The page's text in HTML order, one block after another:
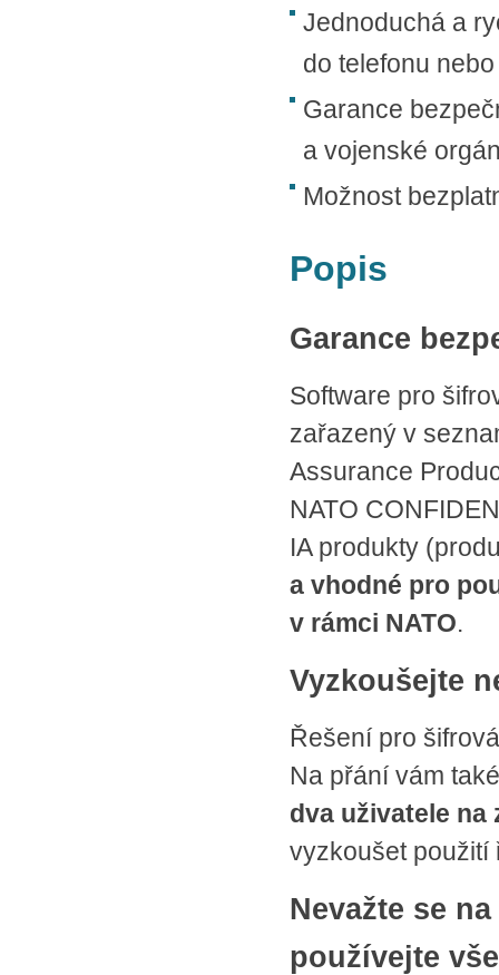
Jednoduchá a
do telefonu
Garance
a vojenské
Možnost
Popis
Garance
Software pro
zařazený v
Assurance
NATO
IA produkty
a vhodné pro
v rámci NATO.
Vyzkoušejte
Řešení pro
Na přání vám
dva uživatele na
vyzkoušet použití
Nevažte se
používejte